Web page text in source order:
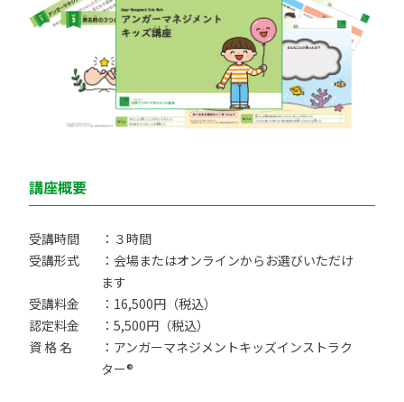
講座概要
受講時間
：３時間
受講形式
：会場またはオンラインからお選びいただけ
ます
受講料金
：16,500円（税込）
認定料金
：5,500円（税込）
資 格 名
：アンガーマネジメントキッズインストラク
ター®